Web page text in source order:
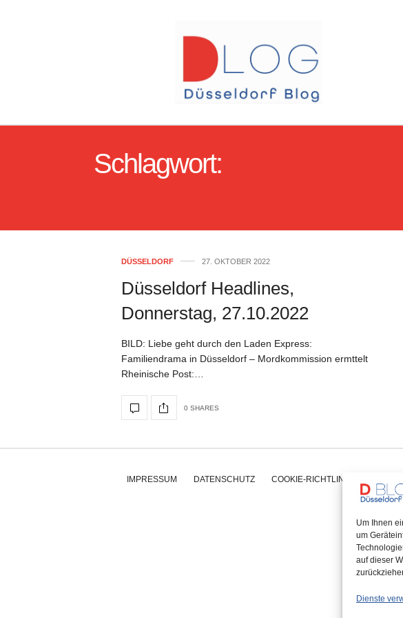
Um Ihnen
um
auf dieser
Dienste
Schlagwort:
DÜSSELDORF 27. OKTOBER 2022
Düsseldorf Headlines,
Donnerstag, 27.10.2022
BILD: Liebe geht durch den Laden Express:
Familiendrama in Düsseldorf – Mordkommission ermttelt
Rheinische Post:…
0 SHARES
IMPRESSUM DATENSCHUTZ COOKIE-RICHTLINIE (EU)